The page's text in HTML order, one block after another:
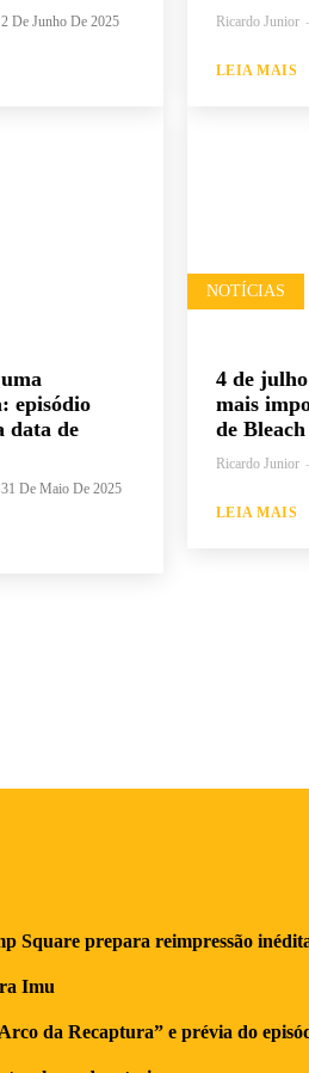
2 De Junho De 2025 Ricardo Junior -
LEIA MAIS
episódio
data de
31 De Maio De 2025
NOTÍCIAS
4 de
mais
de Bleach
Ricardo Junior -
LEIA MAIS
Square prepara reimpressão
Imu
da Recaptura” e prévia do